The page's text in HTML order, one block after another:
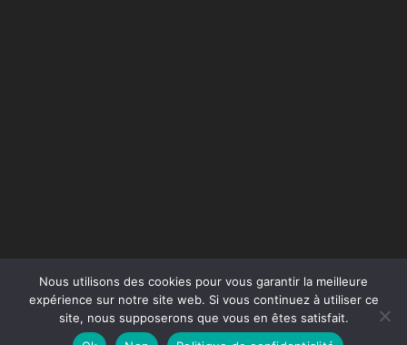
Nous utilisons des cookies pour vous garantir la meilleure
expérience sur notre site web. Si vous continuez à utiliser ce
site, nous supposerons que vous en êtes satisfait.